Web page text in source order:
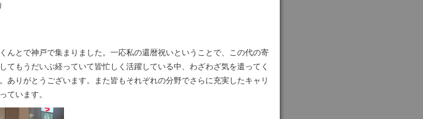
んとで神戸で集まりました。一応私の還暦祝いということで、この代の寄
てもうだいぶ経っていて皆忙しく活躍している中、わざわざ気を遣ってく
ありがとうございます。また皆もそれぞれの分野でさらに充実したキャリ
ています。